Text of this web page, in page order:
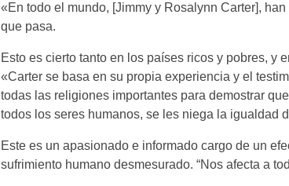
«En todo el mundo, [Jimmy y Rosalynn Carter],
que pasa.
Esto es cierto tanto en los países ricos y pobres, y
«Carter se basa en su propia experiencia y el
todas las religiones importantes para demostrar
todos los seres humanos, se les niega la igualdad
Este es un apasionado e informado cargo de un
sufrimiento humano desmesurado. “Nos afecta a